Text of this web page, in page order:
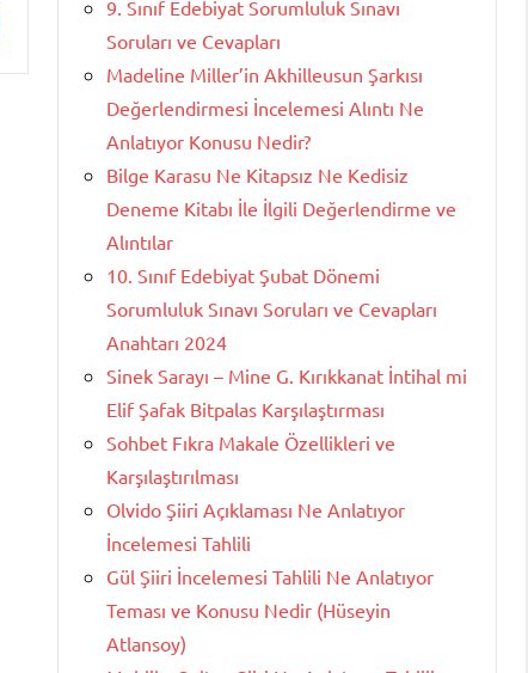
9. Sınıf Edebiyat Sorumluluk Sınavı
Soruları ve Cevapları
Madeline Miller’in Akhilleusun Şarkısı
Değerlendirmesi İncelemesi Alıntı Ne
Anlatıyor Konusu Nedir?
Bilge Karasu Ne Kitapsız Ne Kedisiz
Deneme Kitabı İle İlgili Değerlendirme ve
Alıntılar
10. Sınıf Edebiyat Şubat Dönemi
Sorumluluk Sınavı Soruları ve Cevapları
Anahtarı 2024
Sinek Sarayı – Mine G. Kırıkkanat İntihal mi
Elif Şafak Bitpalas Karşılaştırması
Sohbet Fıkra Makale Özellikleri ve
Karşılaştırılması
Olvido Şiiri Açıklaması Ne Anlatıyor
İncelemesi Tahlili
Gül Şiiri İncelemesi Tahlili Ne Anlatıyor
Teması ve Konusu Nedir (Hüseyin
Atlansoy)